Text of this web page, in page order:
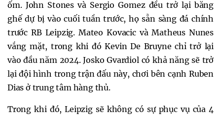
ốm. John Stones và Sergio Gomez đều trở lại băng
ghế dự bị vào cuối tuần trước, họ sẵn sàng đá chính
trước RB Leipzig. Mateo Kovacic và Matheus Nunes
vắng mặt, trong khi đó Kevin De Bruyne chỉ trở lại
vào đầu năm 2024. Josko Gvardiol có khả năng sẽ trở
lại đội hình trong trận đấu này, chơi bên cạnh Ruben
Dias ở trung tâm hàng thủ.
Trong khi đó, Leipzig sẽ không có sự phục vụ của 4